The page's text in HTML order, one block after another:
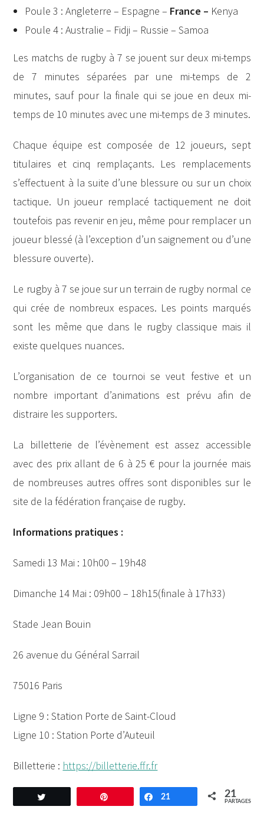
Poule 3 : Angleterre – Espagne – France – Kenya
Poule 4 : Australie – Fidji – Russie – Samoa
Les matchs de rugby à 7 se jouent sur deux mi-temps
de 7 minutes séparées par une mi-temps de 2
minutes, sauf pour la finale qui se joue en deux mi-
temps de 10 minutes avec une mi-temps de 3 minutes.
Chaque équipe est composée de 12 joueurs, sept
titulaires et cinq remplaçants. Les remplacements
s’effectuent à la suite d’une blessure ou sur un choix
tactique. Un joueur remplacé tactiquement ne doit
toutefois pas revenir en jeu, même pour remplacer un
joueur blessé (à l’exception d’un saignement ou d’une
blessure ouverte).
Le rugby à 7 se joue sur un terrain de rugby normal ce
qui crée de nombreux espaces. Les points marqués
sont les même que dans le rugby classique mais il
existe quelques nuances.
L’organisation de ce tournoi se veut festive et un
nombre important d’animations est prévu afin de
distraire les supporters.
La billetterie de l’évènement est assez accessible
avec des prix allant de 6 à 25 € pour la journée mais
de nombreuses autres offres sont disponibles sur le
site de la fédération française de rugby.
Informations pratiques :
Samedi 13 Mai : 10h00 – 19h48
Dimanche 14 Mai : 09h00 – 18h15(finale à 17h33)
Stade Jean Bouin
26 avenue du Général Sarrail
75016 Paris
Ligne 9 : Station Porte de Saint-Cloud
Ligne 10 : Station Porte d’Auteuil
Billetterie : https://billetterie.ffr.fr
Enregistrer Partagez
21 21
PARTAGES